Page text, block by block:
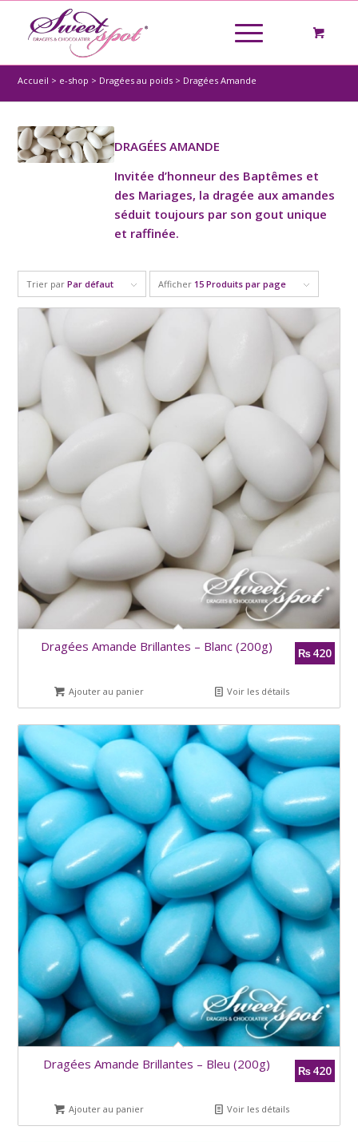
Accueil > e-shop > Dragées au poids > Dragées Amande
DRAGÉES AMANDE
Invitée d’honneur des Baptêmes et
des Mariages, la dragée aux amandes
séduit toujours par son gout unique
et raffinée.
Trier parPar défaut Afficher 15 Produits par page
Dragées Amande Brillantes – Blanc (200g) ₨420
Ajouter au panier Voir les détails
Dragées Amande Brillantes – Bleu (200g) ₨420
Ajouter au panier Voir les détails